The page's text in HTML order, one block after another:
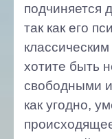
подчиняется
так как его
хотите быть
свободными
как угодно,